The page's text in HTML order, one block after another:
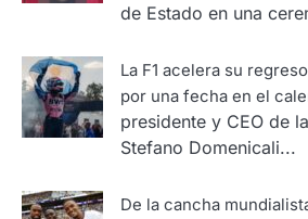
de Estado en una
La F1 acelera su
por una fecha en el
presidente y CEO de
Stefano Domenicali...
De la cancha